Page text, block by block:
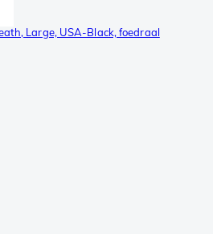
Large, USA-Black, foedraal